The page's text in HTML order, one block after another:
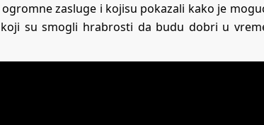
zasluge i kojisu pokazali kako je
su smogli hrabrosti da budu dobri u